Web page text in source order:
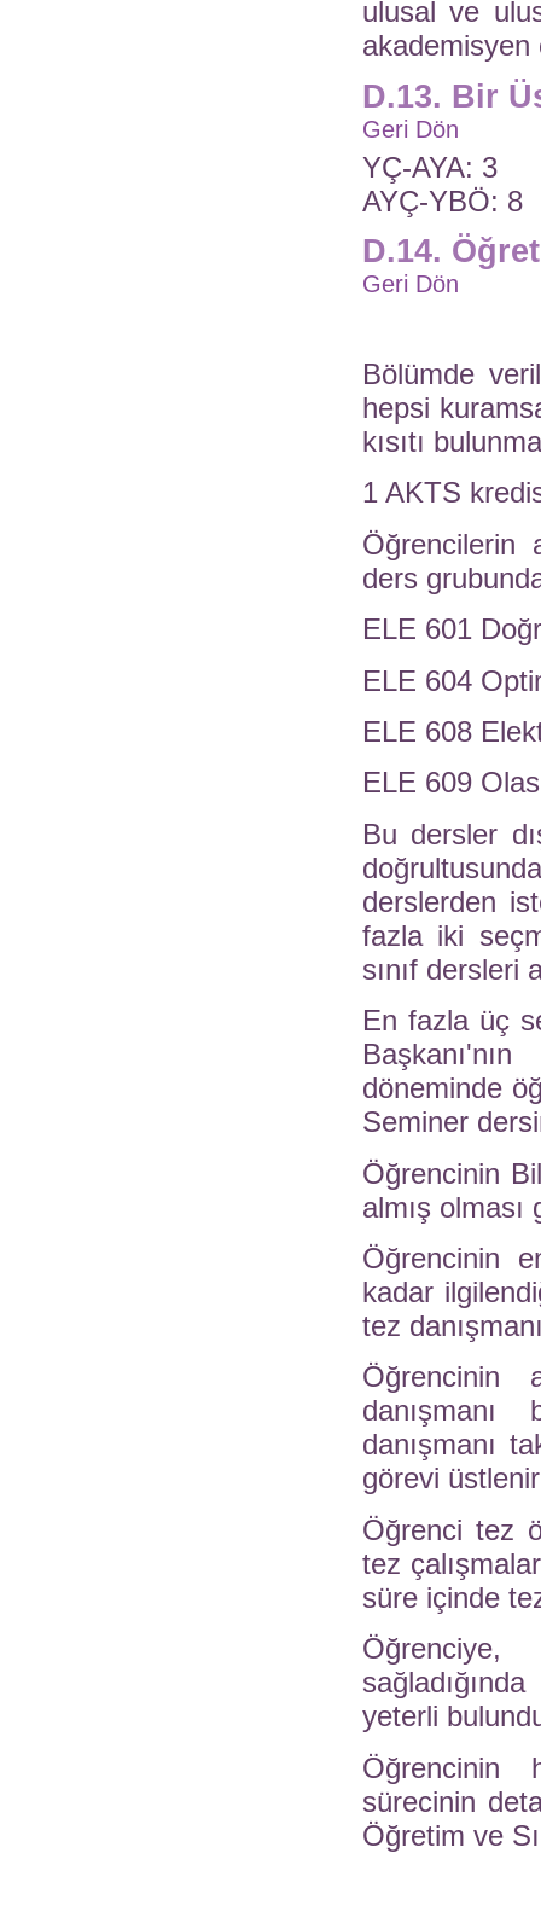
ulusal ve
akademisyen
D.13. Bir
Geri Dön
YÇ-AYA: 3
AYÇ-YBÖ: 8
D.14.
Geri Dön
Bölümde
hepsi
kısıtı
1 AKTS
Öğrencilerin
ders
ELE 601
ELE 604
ELE 608
ELE 609
Bu dersler
derslerden
fazla iki
sınıf dersleri
En fazla üç
döneminde
Seminer
Öğrencinin
almış olması
Öğrencinin
kadar
tez
Öğrencinin
danışmanı
görevi
Öğrenci tez
tez
süre içinde
yeterli
Öğrencinin
sürecinin
Öğretim ve